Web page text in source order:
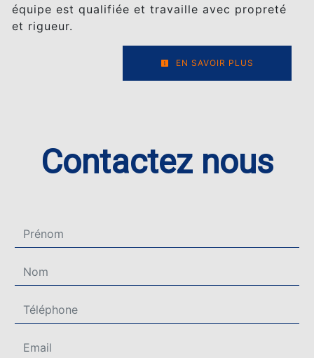
équipe est qualifiée et travaille avec propreté
et rigueur.
EN SAVOIR PLUS
Contactez nous